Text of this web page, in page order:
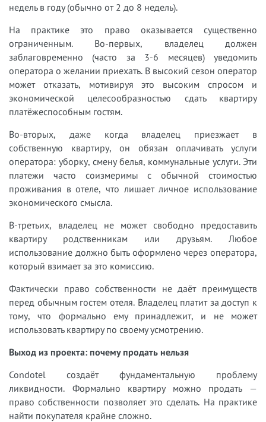
недель в году (обычно от 2 до 8 недель).
На практике это право оказывается существенно
ограниченным. Во-первых, владелец должен
заблаговременно (часто за 3-6 месяцев) уведомить
оператора о желании приехать. В высокий сезон оператор
может отказать, мотивируя это высоким спросом и
экономической целесообразностью сдать квартиру
платёжеспособным гостям.
Во-вторых, даже когда владелец приезжает в
собственную квартиру, он обязан оплачивать услуги
оператора: уборку, смену белья, коммунальные услуги. Эти
платежи часто соизмеримы с обычной стоимостью
проживания в отеле, что лишает личное использование
экономического смысла.
В-третьих, владелец не может свободно предоставить
квартиру родственникам или друзьям. Любое
использование должно быть оформлено через оператора,
который взимает за это комиссию.
Фактически право собственности не даёт преимуществ
перед обычным гостем отеля. Владелец платит за доступ к
тому, что формально ему принадлежит, и не может
использовать квартиру по своему усмотрению.
Выход из проекта: почему продать нельзя
Condotel создаёт фундаментальную проблему
ликвидности. Формально квартиру можно продать —
право собственности позволяет это сделать. На практике
найти покупателя крайне сложно.